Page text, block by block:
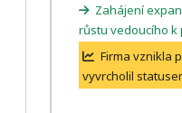
Zahájení
růstu vedoucího k
Firma vznikla
vyvrcholil